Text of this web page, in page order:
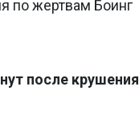
по жертвам Боинг
после крушения